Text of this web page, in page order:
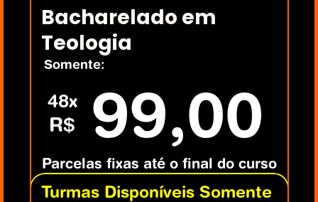
Bacharelado em
Teologia
Somente:
48x
R$ 99,00
Parcelas fixas até o final do curso
Turmas Disponíveis Somente